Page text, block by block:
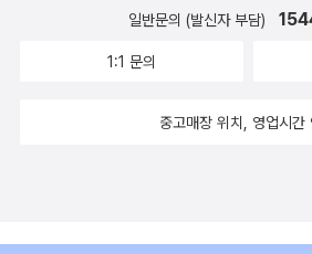
떻게 동원되고 주권국가의 건설에 공헌하
통해 주권국가의 내용과 동력을 이해하는
식을 연결하여 고찰하고 있다. 중국은 줄곧
다. 주권의 문제에 있어 중국은 이중 잣대
일반문의 (발신자 부담)
1:1 문의
중고매장 위치, 영업시간